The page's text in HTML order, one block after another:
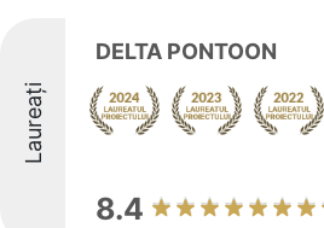
Laureați
DELTA PONTOON
8.4